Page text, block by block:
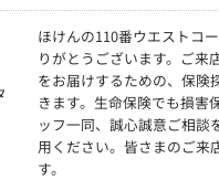
ほけんの110番ウエストコ
りがとうございます。ご来
をお届けするための、保険
きます。生命保険でも損害
ッフ一同、誠心誠意ご相談
用ください。皆さまのご来
す。